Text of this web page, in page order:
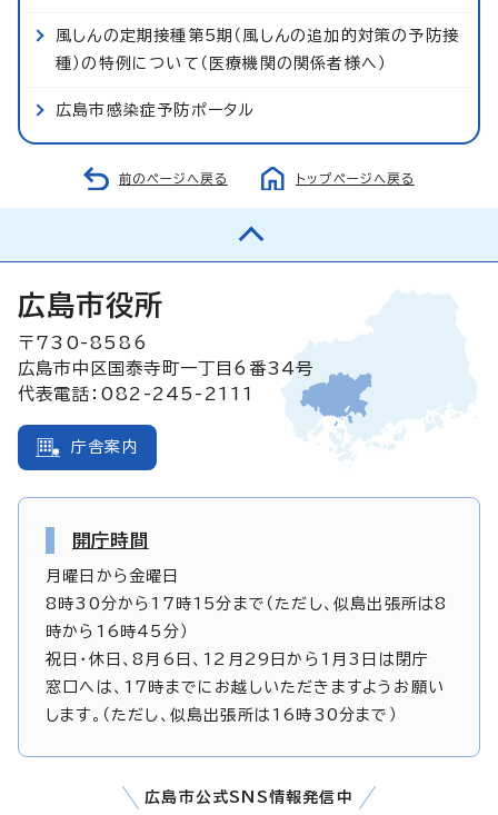
風しんの定期接種第5期（風しんの追加的対策の予防接
種）の特例について（医療機関の関係者様へ）
広島市感染症予防ポータル
前のページへ戻る トップページへ戻る
広島市役所
〒730-8586
広島市中区国泰寺町一丁目6番34号
代表電話：082-245-2111
庁舎案内
開庁時間
月曜日から金曜日
8時30分から17時15分まで（ただし、似島出張所は8
時から16時45分）
祝日・休日、8月6日、12月29日から1月3日は閉庁
窓口へは、17時までにお越しいただきますようお願い
します。（ただし、似島出張所は16時30分まで）
広島市公式SNS情報発信中